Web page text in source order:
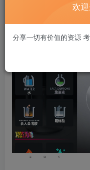
欢
分享一切有价值的资源